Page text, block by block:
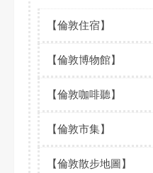
【倫敦住宿】
【倫敦博物館】
【倫敦咖啡聽】
【倫敦市集】
【倫敦散步地圖】